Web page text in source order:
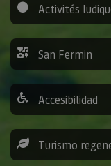
Activités
San Fermin
Accesibilidad
Turismo